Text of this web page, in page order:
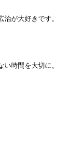
が大好きです。
時間を大切に。